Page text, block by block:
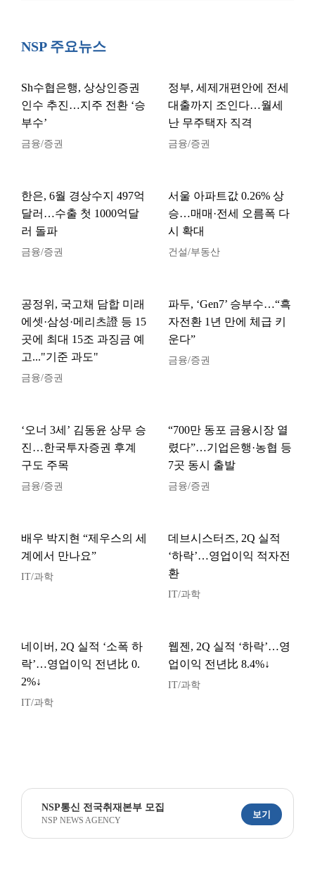
NSP 주요뉴스
Sh수협은행, 상상인증권
인수 추진…지주 전환 ‘승
부수’
금융/증권
정부, 세제개편안에 전세
대출까지 조인다…월세
난 무주택자 직격
금융/증권
한은, 6월 경상수지 497억
달러…수출 첫 1000억달
러 돌파
금융/증권
서울 아파트값 0.26% 상
승…매매·전세 오름폭 다
시 확대
건설/부동산
공정위, 국고채 담합 미래
에셋·삼성·메리츠證 등 15
곳에 최대 15조 과징금 예
고..."기준 과도"
금융/증권
파두, ‘Gen7’ 승부수…“흑
자전환 1년 만에 체급 키
운다”
금융/증권
‘오너 3세’ 김동윤 상무 승
진…한국투자증권 후계
구도 주목
금융/증권
“700만 동포 금융시장 열
렸다”…기업은행·농협 등
7곳 동시 출발
금융/증권
배우 박지현 “제우스의 세
계에서 만나요”
IT/과학
데브시스터즈, 2Q 실적
‘하락’…영업이익 적자전
환
IT/과학
네이버, 2Q 실적 ‘소폭 하
락’…영업이익 전년比 0.
2%↓
IT/과학
웹젠, 2Q 실적 ‘하락’…영
업이익 전년比 8.4%↓
IT/과학
NSP통신 전국취재본부 모집
NSP NEWS AGENCY
보기